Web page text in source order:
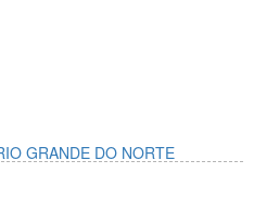
GRANDE DO NORTE